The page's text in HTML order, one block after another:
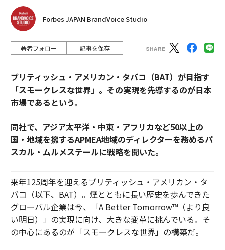
Forbes JAPAN BrandVoice Studio
著者フォロー 記事を保存
ブリティッシュ・アメリカン・タバコ（BAT）が目指す
「スモークレスな世界」。その実現を先導するのが日本
市場であるという。
同社で、アジア太平洋・中東・アフリカなど50以上の
国・地域を擁するAPMEA地域のディレクターを務めるパ
スカル・ムルメステールに戦略を聞いた。
来年125周年を迎えるブリティッシュ・アメリカン・タ
バコ（以下、BAT）。煙とともに長い歴史を歩んできた
グローバル企業は今、「A Better Tomorrow™（より良
い明日）」の実現に向け、大きな変革に挑んでいる。そ
の中心にあるのが「スモークレスな世界」の構築だ。